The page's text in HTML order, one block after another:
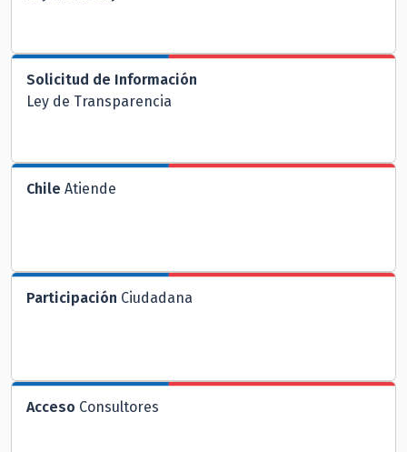
Solicitud de Información
Ley de Transparencia
Chile Atiende
Participación Ciudadana
Acceso Consultores